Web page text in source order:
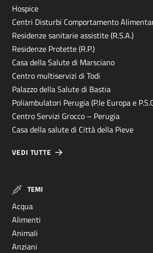
Hospice
Centri Disturbi Comportamento
Residenze sanitarie assistite (R.S.A.)
Residenze Protette (R.P.)
Casa della Salute di Marsciano
Centro multiservizi di Todi
Palazzo della Salute di Bastia
Poliambulatori Perugia (P.le Europa e
Centro Servizi Grocco – Perugia
Casa della salute di Città della Pieve
VEDI TUTTE
TEMI
Acqua
Alimenti
Animali
Anziani